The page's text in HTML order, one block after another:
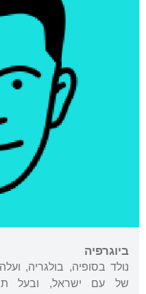
ביוגרפיה
של עם ישראל, ובעל